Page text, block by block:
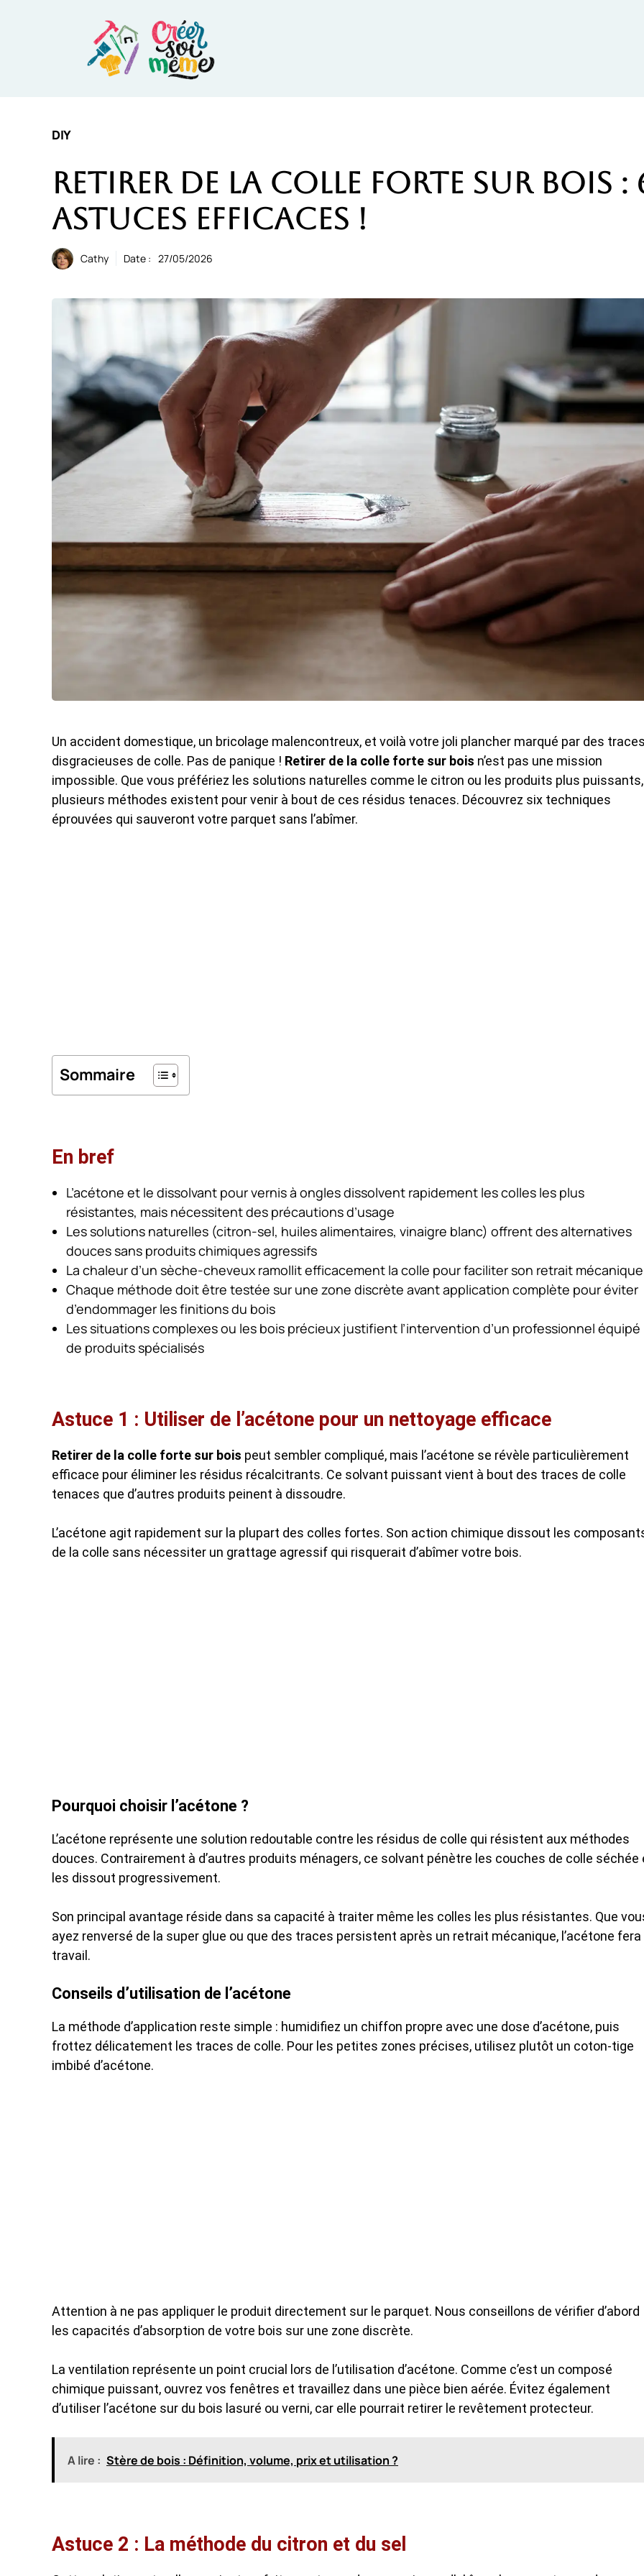
DIY
Retirer de la colle forte sur bois :
astuces efficaces !
Cathy Date : 27/05/2026
Un accident domestique, un bricolage malencontreux, et voilà votre joli plancher marqué par des
disgracieuses de colle. Pas de panique ! Retirer de la colle forte sur bois n’est pas une mission
impossible. Que vous préfériez les solutions naturelles comme le citron ou les produits plus puissants,
plusieurs méthodes existent pour venir à bout de ces résidus tenaces. Découvrez six techniques
éprouvées qui sauveront votre parquet sans l’abîmer.
Sommaire
En bref
L’acétone et le dissolvant pour vernis à ongles dissolvent rapidement les colles les plus
résistantes, mais nécessitent des précautions d’usage
Les solutions naturelles (citron-sel, huiles alimentaires, vinaigre blanc) offrent des alternatives
douces sans produits chimiques agressifs
La chaleur d’un sèche-cheveux ramollit efficacement la colle pour faciliter son retrait mécanique
Chaque méthode doit être testée sur une zone discrète avant application complète pour éviter
d’endommager les finitions du bois
Les situations complexes ou les bois précieux justifient l’intervention d’un professionnel équipé
de produits spécialisés
Astuce 1 : Utiliser de l’acétone pour un nettoyage efficace
Retirer de la colle forte sur bois peut sembler compliqué, mais l’acétone se révèle particulièrement
efficace pour éliminer les résidus récalcitrants. Ce solvant puissant vient à bout des traces de colle
tenaces que d’autres produits peinent à dissoudre.
L’acétone agit rapidement sur la plupart des colles fortes. Son action chimique dissout les
de la colle sans nécessiter un grattage agressif qui risquerait d’abîmer votre bois.
Pourquoi choisir l’acétone ?
L’acétone représente une solution redoutable contre les résidus de colle qui résistent aux méthodes
douces. Contrairement à d’autres produits ménagers, ce solvant pénètre les couches de colle séchée
les dissout progressivement.
Son principal avantage réside dans sa capacité à traiter même les colles les plus résistantes. Que
ayez renversé de la super glue ou que des traces persistent après un retrait mécanique, l’acétone fera
travail.
Conseils d’utilisation de l’acétone
La méthode d’application reste simple : humidifiez un chiffon propre avec une dose d’acétone, puis
frottez délicatement les traces de colle. Pour les petites zones précises, utilisez plutôt un coton-tige
imbibé d’acétone.
Attention à ne pas appliquer le produit directement sur le parquet. Nous conseillons de vérifier d’abord
les capacités d’absorption de votre bois sur une zone discrète.
La ventilation représente un point crucial lors de l’utilisation d’acétone. Comme c’est un composé
chimique puissant, ouvrez vos fenêtres et travaillez dans une pièce bien aérée. Évitez également
d’utiliser l’acétone sur du bois lasuré ou verni, car elle pourrait retirer le revêtement protecteur.
A lire : Stère de bois : Définition, volume, prix et utilisation ?
Astuce 2 : La méthode du citron et du sel